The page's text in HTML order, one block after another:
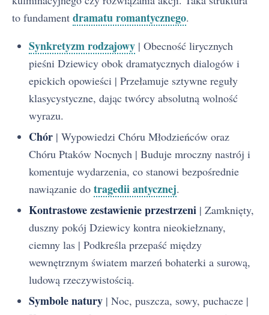
to fundament dramatu romantycznego.
Synkretyzm rodzajowy | Obecność lirycznych
pieśni Dziewicy obok dramatycznych dialogów i
epickich opowieści | Przełamuje sztywne reguły
klasycystyczne, dając twórcy absolutną wolność
wyrazu.
Chór | Wypowiedzi Chóru Młodzieńców oraz
Chóru Ptaków Nocnych | Buduje mroczny nastrój i
komentuje wydarzenia, co stanowi bezpośrednie
nawiązanie do tragedii antycznej.
Kontrastowe zestawienie przestrzeni | Zamknięty,
duszny pokój Dziewicy kontra nieokiełznany,
ciemny las | Podkreśla przepaść między
wewnętrznym światem marzeń bohaterki a surową,
ludową rzeczywistością.
Symbole natury | Noc, puszcza, sowy, puchacze |